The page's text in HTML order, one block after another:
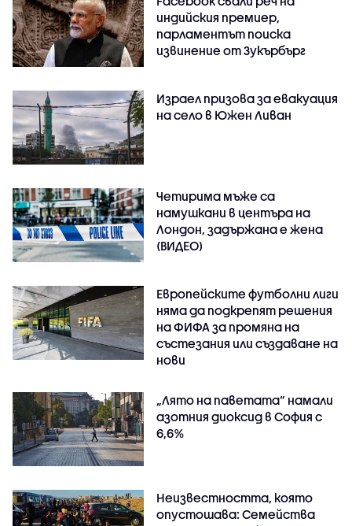
индийския премиер,
парламентът поиска
извинение от Зукърбърг
Израел призова за евакуация
на село в Южен Ливан
Четирима мъже са
намушкани в центъра на
Лондон, задържана е жена
(ВИДЕО)
Европейските футболни лиги
няма да подкрепят решения
на ФИФА за промяна на
състезания или създаване на
нови
„Лято на паветата“ намали
азотния диоксид в София с
6,6%
Неизвестността, която
опустошава: Семейства